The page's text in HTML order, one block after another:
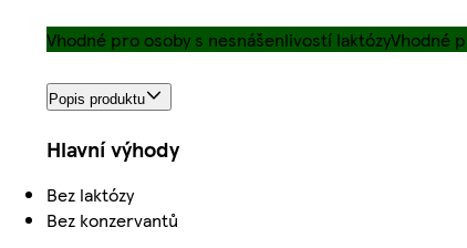
Vhodné pro osoby s nesnášenlivostí laktózyVhodné
Popis produktu
Hlavní výhody
Bez laktózy
Bez konzervantů